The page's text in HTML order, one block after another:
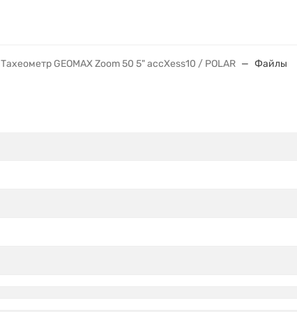
Тахеометр GEOMAX Zoom 50 5" accXess10 / POLAR Файлы